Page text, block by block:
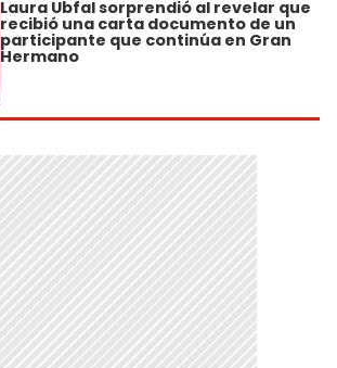
Laura Ubfal sorprendió al revelar que
recibió una carta documento de un
participante que continúa en Gran
Hermano